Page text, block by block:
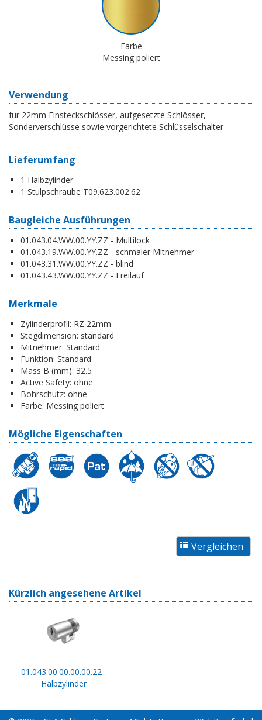
Farbe
Messing poliert
Verwendung
für 22mm Einsteckschlösser, aufgesetzte Schlösser,
Sonderverschlüsse sowie vorgerichtete Schlüsselschalter
Lieferumfang
1 Halbzylinder
1 Stulpschraube T09.623.002.62
Baugleiche Ausführungen
01.043.04.WW.00.YY.ZZ - Multilock
01.043.19.WW.00.YY.ZZ - schmaler Mitnehmer
01.043.31.WW.00.YY.ZZ - blind
01.043.43.WW.00.YY.ZZ - Freilauf
Merkmale
Zylinderprofil: RZ 22mm
Stegdimension: standard
Mitnehmer: Standard
Funktion: Standard
Mass B (mm): 32.5
Active Safety: ohne
Bohrschutz: ohne
Farbe: Messing poliert
Mögliche Eigenschaften
Kürzlich angesehene Artikel
01.043.00.00.00.00.22 -
Halbzylinder